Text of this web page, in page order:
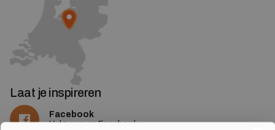
Laat je inspireren
Facebook
Volg ons op Facebook